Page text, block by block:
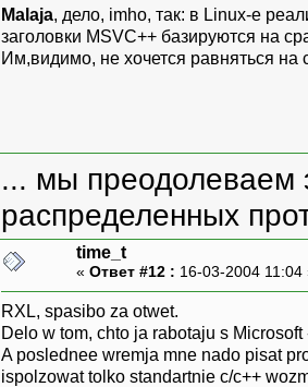
Malaja, дело, imho, так: в Linux-е
заголовки MSVC++ базируются на
Им,видимо, не хочется равняться
... мы преодолеваем
распределенных
time_t
« Ответ #12 : 16-03-2004
RXL, spasibo za otwet.
Delo w tom, chto ja rabotaju s
A poslednee wremja mne nado pisat
ispolzowat tolko standartnie c/c++